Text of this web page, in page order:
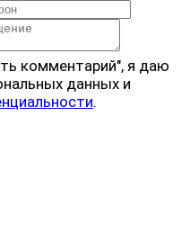
комментарий", я даю
данных и
.